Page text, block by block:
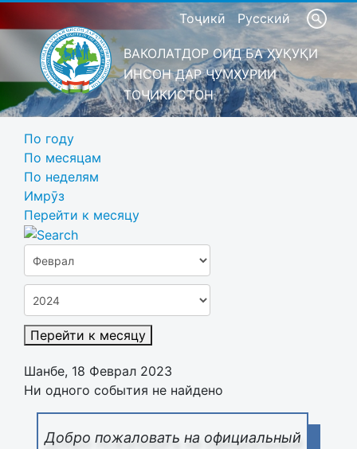
Тоҷикӣ Русский
ВАКОЛАТДОР ОИД БА ҲУҚУҚИ
ИНСОН ДАР ҶУМҲУРИИ
ТОҶИКИСТОН
Добро пожаловать на официальный
По году
По месяцам
По неделям
Имрӯз
Перейти к месяцу
Перейти к месяцу
Шанбе, 18 Феврал 2023
Ни одного события не найдено